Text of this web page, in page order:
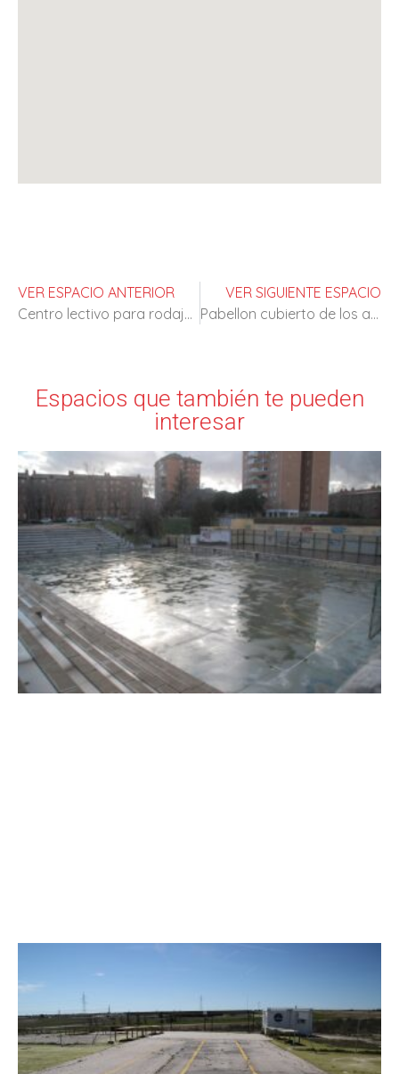
VER ESPACIO ANTERIOR
Centro lectivo para rodajes de epoca
VER SIGUIENTE ESPACIO
Pabellon cubierto de los años 60
Espacios que también te pueden
interesar